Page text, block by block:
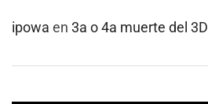
ipowa en 3a o 4a muerte del 3D